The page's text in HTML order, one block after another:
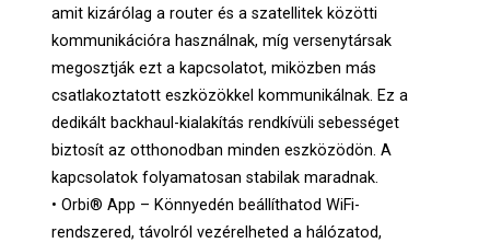
amit kizárólag a router és a szatellitek közötti
kommunikációra használnak, míg versenytársak
megosztják ezt a kapcsolatot, miközben más
csatlakoztatott eszközökkel kommunikálnak. Ez a
dedikált backhaul-kialakítás rendkívüli sebességet
biztosít az otthonodban minden eszközödön. A
kapcsolatok folyamatosan stabilak maradnak.
• Orbi® App – Könnyedén beállíthatod WiFi-
rendszered, távolról vezérelheted a hálózatod,